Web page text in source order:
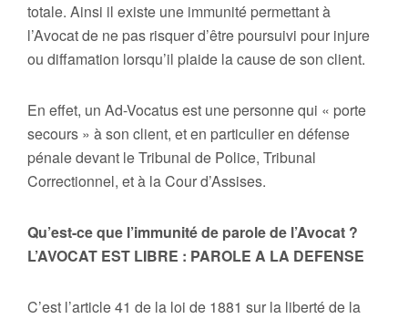
totale. Ainsi il existe une immunité permettant à
l’Avocat de ne pas risquer d’être poursuivi pour injure
ou diffamation lorsqu’il plaide la cause de son client.
En effet, un Ad-Vocatus est une personne qui « porte
secours » à son client, et en particulier en défense
pénale devant le Tribunal de Police, Tribunal
Correctionnel, et à la Cour d’Assises.
Qu’est-ce que l’immunité de parole de l’Avocat ?
L’AVOCAT EST LIBRE : PAROLE A LA DEFENSE
C’est l’article 41 de la loi de 1881 sur la liberté de la